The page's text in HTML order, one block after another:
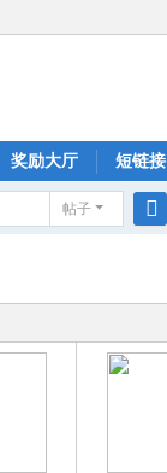
奖励大厅 短链接
帖子